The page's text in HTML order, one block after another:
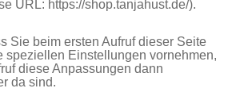
URL: https://shop.tanjahust.de/).
Sie beim ersten Aufruf dieser Seite
speziellen Einstellungen vornehmen,
diese Anpassungen dann
da sind.